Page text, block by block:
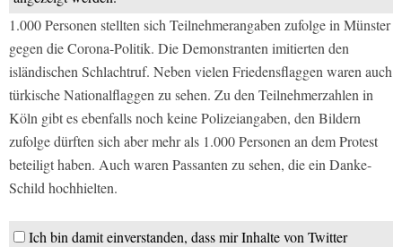
1.000 Personen stellten sich Teilnehmerangaben zufolge in Münster
gegen die Corona-Politik. Die Demonstranten imitierten den
isländischen Schlachtruf. Neben vielen Friedensflaggen waren auch
türkische Nationalflaggen zu sehen. Zu den Teilnehmerzahlen in
Köln gibt es ebenfalls noch keine Polizeiangaben, den Bildern
zufolge dürften sich aber mehr als 1.000 Personen an dem Protest
beteiligt haben. Auch waren Passanten zu sehen, die ein Danke-
Schild hochhielten.
Ich bin damit einverstanden, dass mir Inhalte von Twitter